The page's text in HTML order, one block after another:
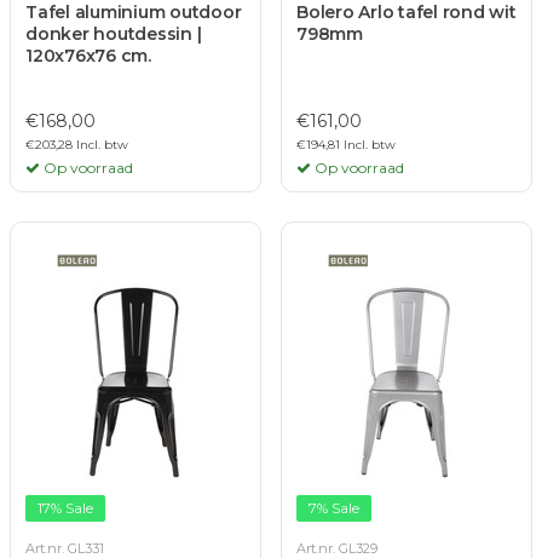
Tafel aluminium outdoor
donker houtdessin |
120x76x76 cm.
€168,00
€203,28 Incl. btw
Op voorraad
Bolero Arlo tafel rond wit
798mm
€161,00
€194,81 Incl. btw
Op voorraad
17% Sale
Art.nr. GL331
7% Sale
Art.nr. GL329